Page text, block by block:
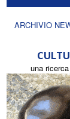
ARCHIVIO
una